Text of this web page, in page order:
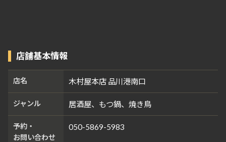
店舗基本情報
店名 木村屋本店 品川港南口
ジャンル 居酒屋、もつ鍋、焼き鳥
予約・
お問い合わせ
050-5869-5983